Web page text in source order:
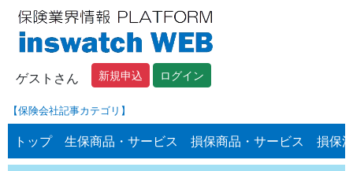
ゲストさん 新規申込 ログイン
【保険会社記事カテゴリ】
トップ 生保商品・サービス 損保商品・サービス 損保